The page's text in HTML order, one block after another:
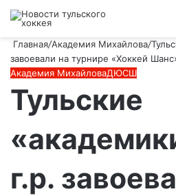
Главная/Академия Михайлова/
завоевали на турнире «Хоккей
Академия МихайловаДЮСШ
Тульские
г.р.